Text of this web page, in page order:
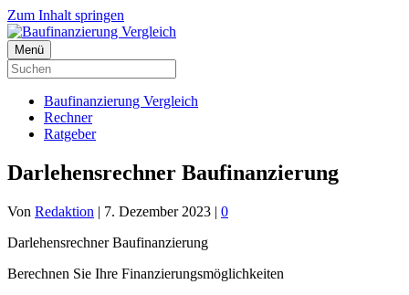
Zum Inhalt springen
Menü
Baufinanzierung Vergleich
Rechner
Ratgeber
Darlehensrechner Baufinanzierung
Von Redaktion | 7. Dezember 2023 | 0
Darlehensrechner Baufinanzierung
Berechnen Sie Ihre Finanzierungsmöglichkeiten